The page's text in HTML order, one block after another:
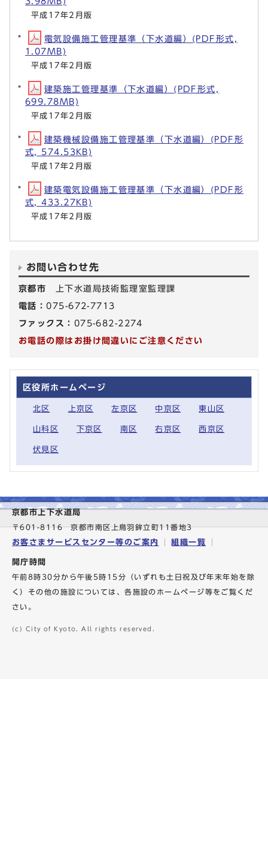
平成17年2月版
電気設備施工管理基準（下水道編）(PDF形式,
1.07MB)
平成17年2月版
建築施工管理基準（下水道編）(PDF形式,
699.78MB)
平成17年2月版
建築機械設備施工管理基準（下水道編）(PDF形
式, 574.53KB)
平成17年2月版
建築電気設備施工管理基準（下水道編）(PDF形
式, 433.27KB)
平成17年2月版
お問い合わせ先
京都市
上下水道局技術監理室監理課
電話：075-672-7713
ファックス： 075-682-2274
お電話の際はお掛け間違いにご注意ください
区役所ホームページ
北区 上京区 左京区 中京区 東山区
山科区 下京区 南区 右京区 西京区
伏見区
京都市上下水道局
〒601-8116 京都市南区上鳥羽鉾立町11番地3
お客さまサービスセンター等のご案内 組織一覧
開庁時間
午前8時30分から午後5時15分（いずれも土日祝及び年末年始を除
く）その他の施設については、各施設のホームページ等をご覧くだ
さい。
(c) City of Kyoto. All rights reserved.